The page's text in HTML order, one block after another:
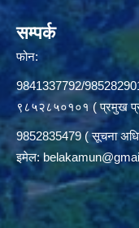
सम्पर्क
फोन:
9841337792/
९८५२८५०१०१ ( प्रमुख
9852835479 ( सूचना
इमेल: